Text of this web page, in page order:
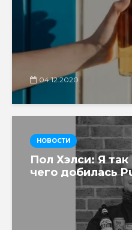
04.12.2020
НОВОСТИ
Пол Хэлси: Я
чего добилась